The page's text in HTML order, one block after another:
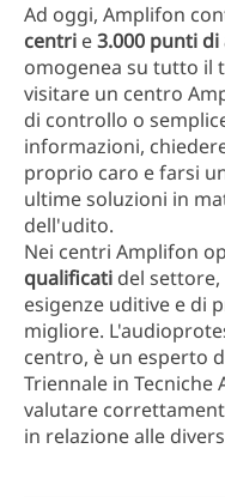
Ad oggi, Amplifon
centri e3.000 punti di
omogenea su tutto il
visitare un centro
di controllo o
informazioni,
proprio caro e farsi
ultime soluzioni in
dell'udito.
Nei centri Amplifon
qualificati del
esigenze uditive e di
migliore.
centro, è un esperto
Triennale in
valutare
in relazione alle